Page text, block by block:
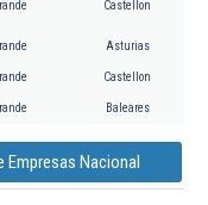
Castellon
Asturias
Castellon
Baleares
Empresas Nacional